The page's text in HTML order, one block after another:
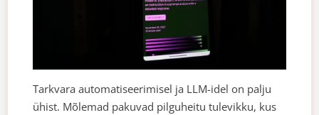
Tarkvara automatiseerimisel ja LLM-idel on palju
ühist. Mõlemad pakuvad pilguheitu tulevikku, kus